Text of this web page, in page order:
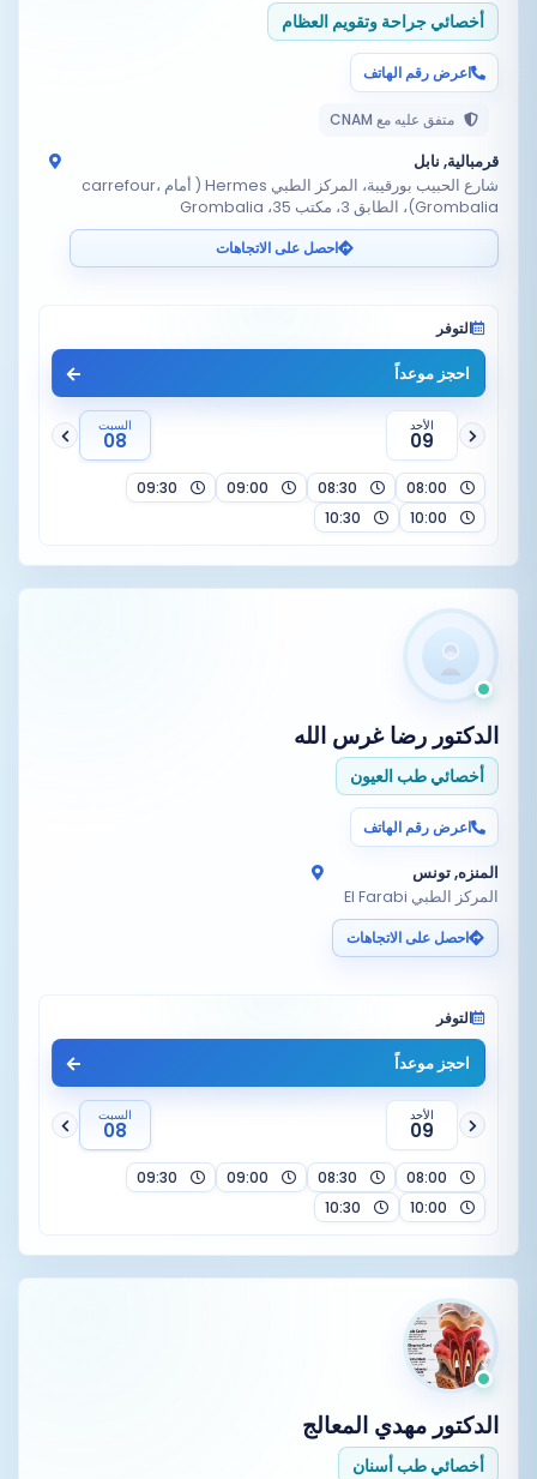
أخصائي جراحة وتقويم العظام
اعرض رقم الهاتف
متفق عليه مع CNAM
قرمبالية, نابل
شارع الحبيب بورقيبة، المركز الطبي Hermes ( أمام carrefour،
Grombalia)، الطابق 3، مكتب 35، Grombalia
احصل على الاتجاهات
التوفر
احجز موعداً
الأحد
09
السبت
08
الدكتور رضا غرس الله
أخصائي طب العيون
اعرض رقم الهاتف
المنزه, تونس
المركز الطبي El Farabi
احصل على الاتجاهات
التوفر
احجز موعداً
الأحد
09
السبت
08
الدكتور مهدي المعالج
أخصائي طب أسنان